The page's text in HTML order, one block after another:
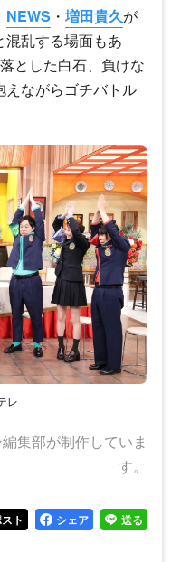
NEWS ・ 増田貴久が
混乱する場面もあ
とした白石、負けな
えながらゴチバトル
レ
集部が制作していま
す。
ト シェア 送る